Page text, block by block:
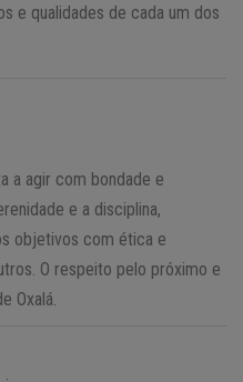
e qualidades de cada um dos
a agir com bondade e
e a disciplina,
objetivos com ética e
O respeito pelo próximo e
Oxalá.